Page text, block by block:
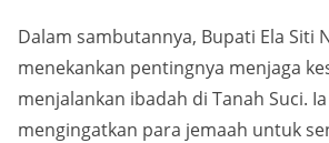
Dalam sambutannya, Bupati Ela Siti
menekankan pentingnya menjaga
menjalankan ibadah di Tanah Suci.
mengingatkan para jemaah untuk